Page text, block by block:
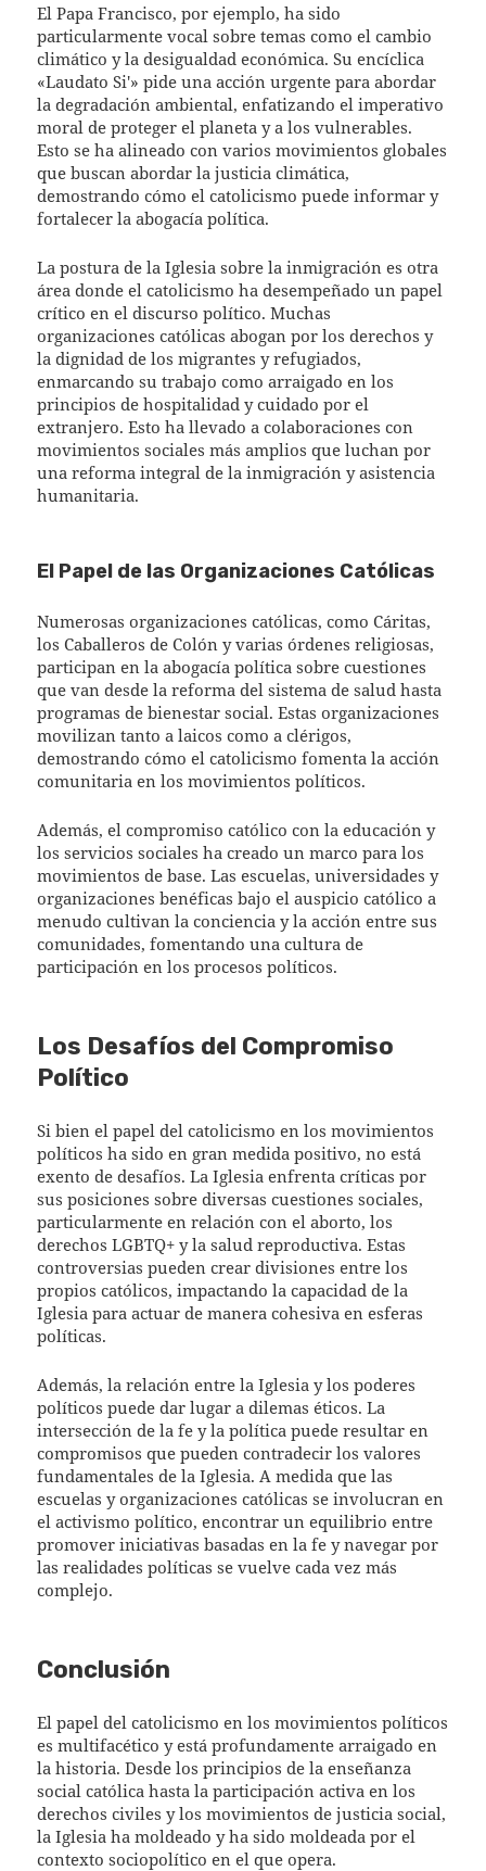
El Papa Francisco, por ejemplo, ha sido
particularmente vocal sobre temas como el cambio
climático y la desigualdad económica. Su encíclica
«Laudato Si'» pide una acción urgente para abordar
la degradación ambiental, enfatizando el imperativo
moral de proteger el planeta y a los vulnerables.
Esto se ha alineado con varios movimientos globales
que buscan abordar la justicia climática,
demostrando cómo el catolicismo puede informar y
fortalecer la abogacía política.
La postura de la Iglesia sobre la inmigración es otra
área donde el catolicismo ha desempeñado un papel
crítico en el discurso político. Muchas
organizaciones católicas abogan por los derechos y
la dignidad de los migrantes y refugiados,
enmarcando su trabajo como arraigado en los
principios de hospitalidad y cuidado por el
extranjero. Esto ha llevado a colaboraciones con
movimientos sociales más amplios que luchan por
una reforma integral de la inmigración y asistencia
humanitaria.
El Papel de las Organizaciones Católicas
Numerosas organizaciones católicas, como Cáritas,
los Caballeros de Colón y varias órdenes religiosas,
participan en la abogacía política sobre cuestiones
que van desde la reforma del sistema de salud hasta
programas de bienestar social. Estas organizaciones
movilizan tanto a laicos como a clérigos,
demostrando cómo el catolicismo fomenta la acción
comunitaria en los movimientos políticos.
Además, el compromiso católico con la educación y
los servicios sociales ha creado un marco para los
movimientos de base. Las escuelas, universidades y
organizaciones benéficas bajo el auspicio católico a
menudo cultivan la conciencia y la acción entre sus
comunidades, fomentando una cultura de
participación en los procesos políticos.
Los Desafíos del Compromiso
Político
Si bien el papel del catolicismo en los movimientos
políticos ha sido en gran medida positivo, no está
exento de desafíos. La Iglesia enfrenta críticas por
sus posiciones sobre diversas cuestiones sociales,
particularmente en relación con el aborto, los
derechos LGBTQ+ y la salud reproductiva. Estas
controversias pueden crear divisiones entre los
propios católicos, impactando la capacidad de la
Iglesia para actuar de manera cohesiva en esferas
políticas.
Además, la relación entre la Iglesia y los poderes
políticos puede dar lugar a dilemas éticos. La
intersección de la fe y la política puede resultar en
compromisos que pueden contradecir los valores
fundamentales de la Iglesia. A medida que las
escuelas y organizaciones católicas se involucran en
el activismo político, encontrar un equilibrio entre
promover iniciativas basadas en la fe y navegar por
las realidades políticas se vuelve cada vez más
complejo.
Conclusión
El papel del catolicismo en los movimientos políticos
es multifacético y está profundamente arraigado en
la historia. Desde los principios de la enseñanza
social católica hasta la participación activa en los
derechos civiles y los movimientos de justicia social,
la Iglesia ha moldeado y ha sido moldeada por el
contexto sociopolítico en el que opera.